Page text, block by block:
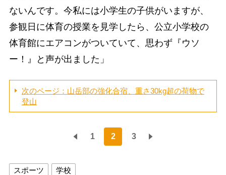
ないんです。今私には小学生の子供がいますが、
参観日に体育の授業を見学したら、公立小学校の
体育館にエアコンがついていて、思わず『ウソ
ー！』と声が出ました」
次のページ：山岳部の強化合宿、重さ30kg超の荷物で
登山
1 2 3
スポーツ 学校